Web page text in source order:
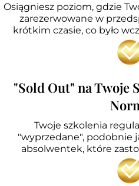
Osiągniesz poziom, gdzie
zarezerwowane w
krótkim czasie, co było
"Sold Out" na Twoje
Twoje szkolenia
"wyprzedane", podobnie
absolwentek, które